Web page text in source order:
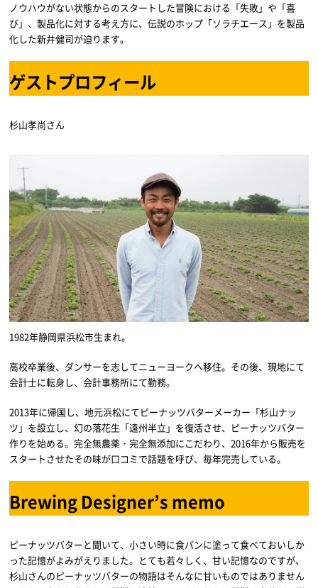
ノウハウがない状態からのスタートした冒険における「失敗」や「喜
び」、製品化に対する考え方に、伝説のホップ「ソラチエース」を製品
化した新井健司が迫ります。
ゲストプロフィール
杉山孝尚さん
1982年静岡県浜松市生まれ。
高校卒業後、ダンサーを志してニューヨークへ移住。その後、現地にて
会計士に転身し、会計事務所にて勤務。
2013年に帰国し、地元浜松にてピーナッツバターメーカー「杉山ナッ
ツ」を設立し、幻の落花生「遠州半立」を復活させ、ピーナッツバター
作りを始める。完全無農薬・完全無添加にこだわり、2016年から販売を
スタートさせたその味が口コミで話題を呼び、毎年完売している。
Brewing Designer’s memo
ピーナッツバターと聞いて、小さい時に食パンに塗って食べておいしか
った記憶がよみがえりました。とても若々しく、甘い記憶なのですが、
杉山さんのピーナッツバターの物語はそんなに甘いものではありません